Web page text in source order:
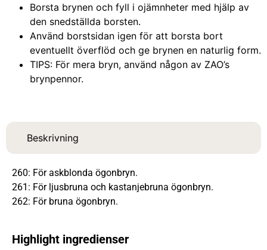
Borsta brynen och fyll i ojämnheter med hjälp av
den snedställda borsten.
Använd borstsidan igen för att borsta bort
eventuellt överflöd och ge brynen en naturlig form.
TIPS: För mera bryn, använd någon av ZAO’s
brynpennor.
Beskrivning
260: För askblonda ögonbryn.
261: För ljusbruna och kastanjebruna ögonbryn.
262: För bruna ögonbryn.
Highlight ingredienser